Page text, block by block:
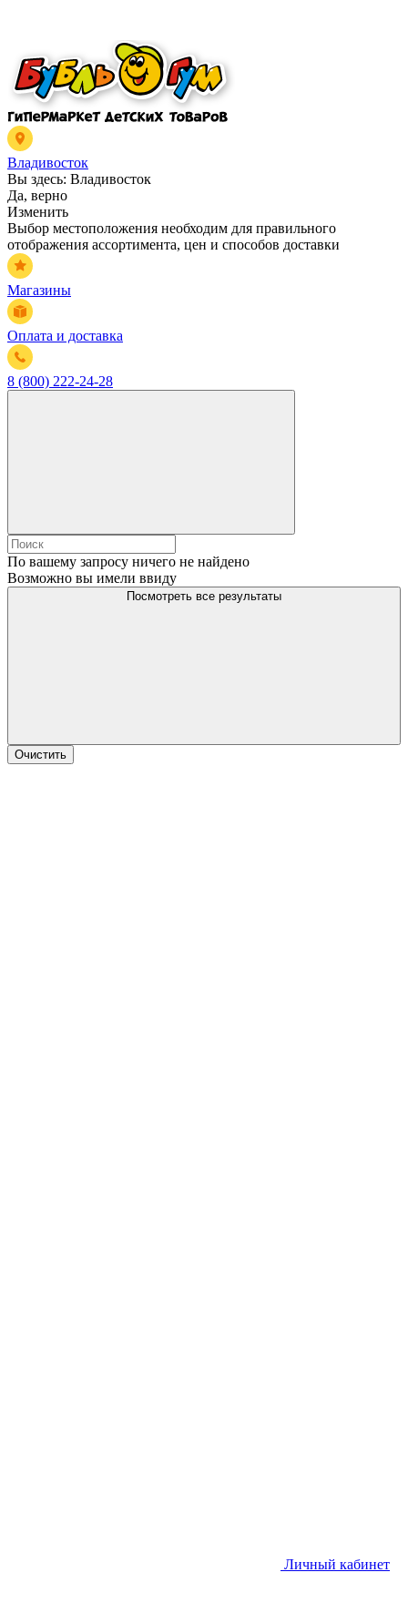
Владивосток
Вы здесь: Владивосток
Да, верно
Изменить
Выбор местоположения необходим для правильного
отображения ассортимента, цен и способов доставки
Магазины
Оплата и доставка
8 (800) 222-24-28
По вашему запросу ничего не найдено
Возможно вы имели ввиду
Посмотреть все результаты
Очистить
Личный кабинет